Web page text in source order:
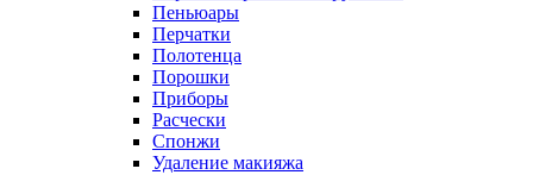
Пеньюары
Перчатки
Полотенца
Порошки
Приборы
Расчески
Спонжи
Удаление макияжа